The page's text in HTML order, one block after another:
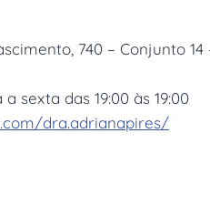
740 – Conjunto
sexta das 19:00 às 19:00
dra.adrianapires/